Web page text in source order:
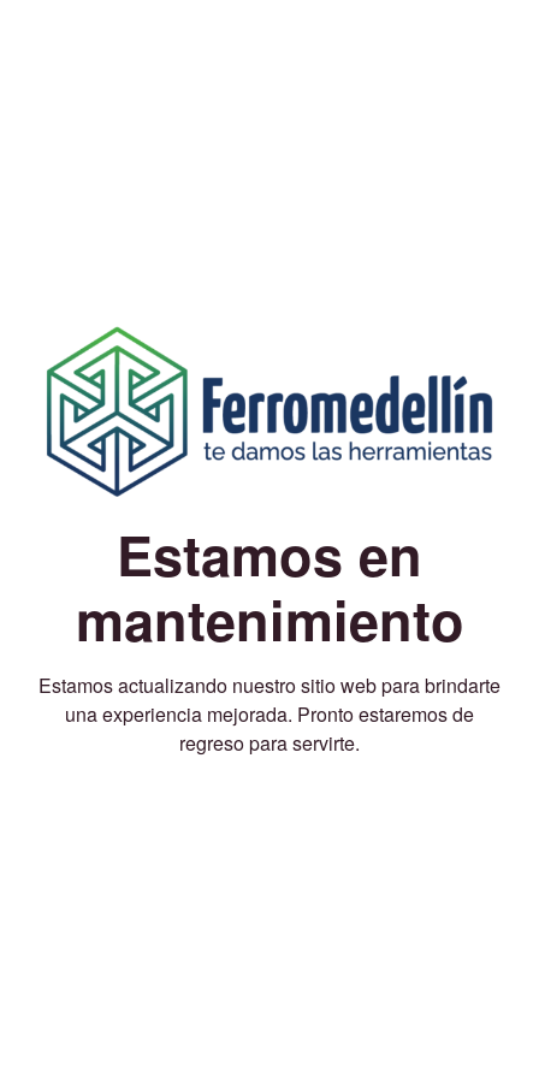
Estamos en
mantenimiento
Estamos actualizando nuestro sitio web para brindarte
una experiencia mejorada. Pronto estaremos de
regreso para servirte.